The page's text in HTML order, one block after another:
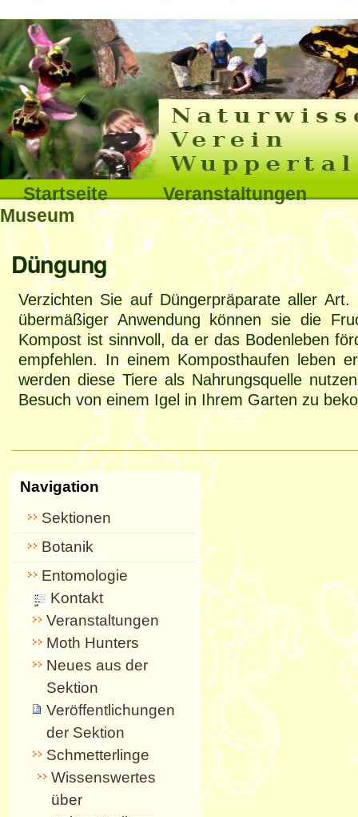
Direkt
zum
Inhalt
|
Direkt
zur
Navigation
Sektionen
Startseite
Veranstaltungen
Museum
Benutzerspezifische
Werkzeuge
Interna
Düngung
Verzichten Sie auf Düngerpräparate aller
übermäßiger Anwendung können sie die
Kompost ist sinnvoll, da er das Bodenleben
empfehlen. In einem Komposthaufen leben
werden diese Tiere als Nahrungsquelle
Besuch von einem Igel in Ihrem Garten zu
Navigation
Sektionen
Botanik
Entomologie
Kontakt
Veranstaltungen
Moth Hunters
Neues aus der
Sektion
Veröffentlichungen
der Sektion
Schmetterlinge
Wissenswertes
über